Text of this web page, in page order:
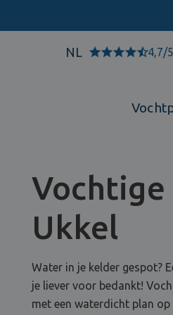
NL 4,7/
Ukkel
Water in je kelder gespot?
je liever voor bedankt!
met een waterdicht plan